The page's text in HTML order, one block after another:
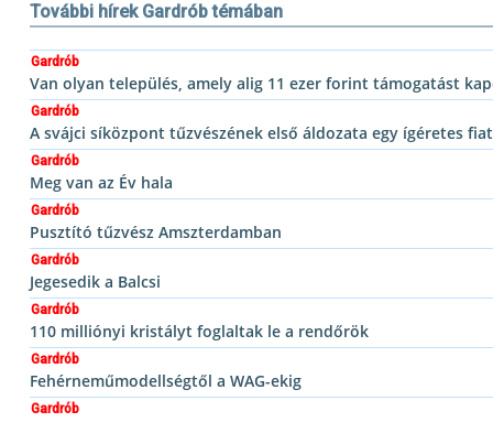
További hírek Gardrób témában
Gardrób
Van olyan település, amely alig 11 ezer forint támogatást
Gardrób
A svájci síközpont tűzvészének első áldozata egy ígéretes
Gardrób
Meg van az Év hala
Gardrób
Pusztító tűzvész Amszterdamban
Gardrób
Jegesedik a Balcsi
Gardrób
110 milliónyi kristályt foglaltak le a rendőrök
Gardrób
Fehérneműmodellségtől a WAG-ekig
Gardrób